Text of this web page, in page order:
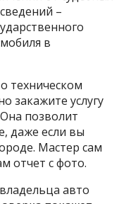
–
в
техническом
закажите услугу
позволит
даже если вы
Мастер сам
отчет с фото.
авто